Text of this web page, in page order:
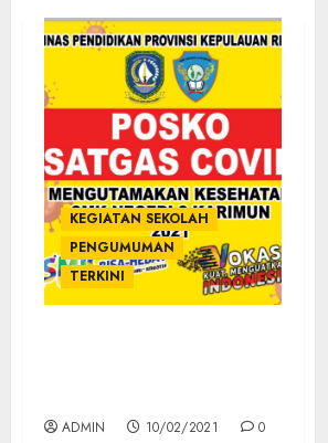
KEGIATAN SEKOLAH
PENGUMUMAN
TERKINI
ADMIN 10/02/2021 0